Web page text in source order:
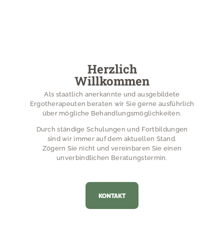
Herzlich
Willkommen
Als staatlich anerkannte und ausgebildete
Ergotherapeuten beraten wir Sie gerne ausführlich
über mögliche Behandlungsmöglichkeiten.
Durch ständige Schulungen und Fortbildungen
sind wir immer auf dem aktuellen Stand.
Zögern Sie nicht und vereinbaren Sie einen
unverbindlichen Beratungstermin.
KONTAKT